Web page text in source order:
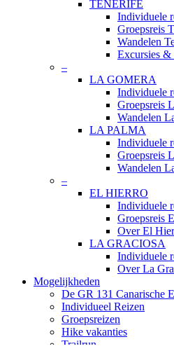
TENERIFE
Individuele
Groepsreis
Wandelen
Excursies &
–
LA GOMERA
Individuele
Groepsreis
Wandelen
LA PALMA
Individuele
Groepsreis
Wandelen
–
EL HIERRO
Individuele
Groepsreis
Over El
LA GRACIOSA
Individuele
Over La
Mogelijkheden
De GR 131 Canarische
Individueel Reizen
Groepsreizen
Hike vakanties
Trailrun